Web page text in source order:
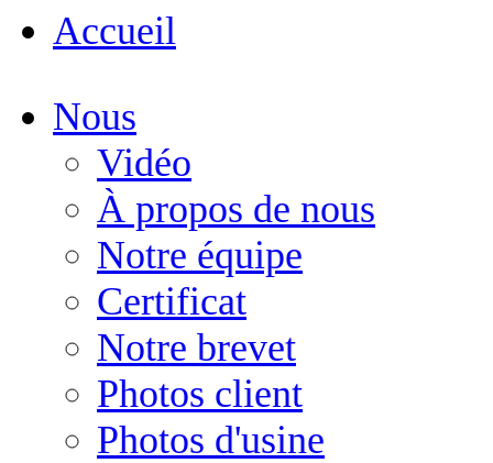
Accueil
Nous
Vidéo
À propos de nous
Notre équipe
Certificat
Notre brevet
Photos client
Photos d'usine